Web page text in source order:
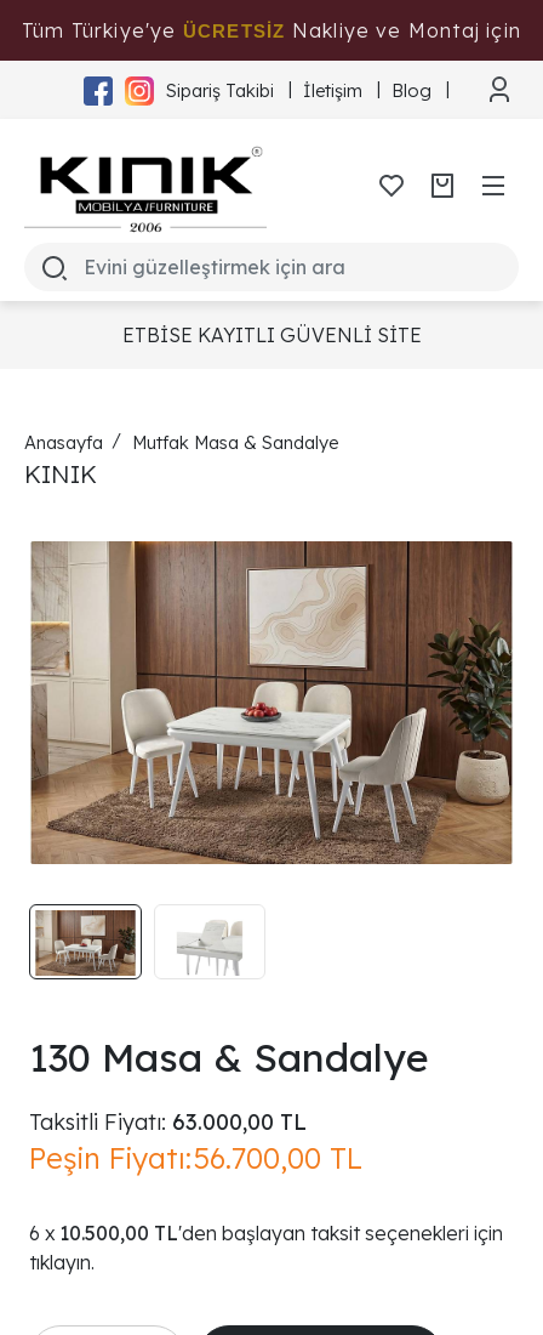
Tüm Türkiye'ye ÜCRETSİZ Nakliye ve Montaj için
Tıklayınız
Sipariş Takibi İletişim Blog
ETBİSE KAYITLI GÜVENLİ SİTE
Anasayfa Mutfak Masa & Sandalye
KINIK
130 Masa & Sandalye
Taksitli Fiyatı: 63.000,00 TL
Peşin Fiyatı:56.700,00 TL
10.500,00 TL'den başlayan taksit seçenekleri için
tıklayın.